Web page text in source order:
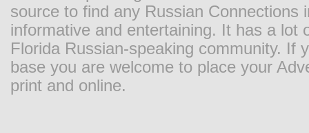
source to find any Russian
informative and entertaining. It has a
Florida Russian-speaking community. If
base you are welcome to place your
print and online.